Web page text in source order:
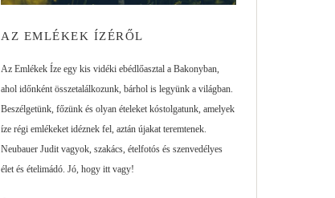
AZ EMLÉKEK ÍZÉRŐL
Az Emlékek Íze egy kis vidéki ebédlőasztal a Bakonyban,
ahol időnként összetalálkozunk, bárhol is legyünk a világban.
Beszélgetünk, főzünk és olyan ételeket kóstolgatunk, amelyek
íze régi emlékeket idéznek fel, aztán újakat teremtenek.
Neubauer Judit vagyok, szakács, ételfotós és szenvedélyes
élet és ételimádó. Jó, hogy itt vagy!